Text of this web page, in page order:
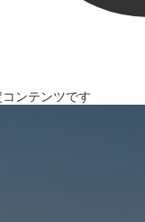
ンテンツです